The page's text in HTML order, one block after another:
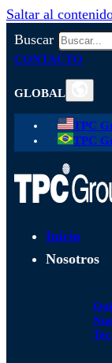
Saltar al
Buscar
CONTACTO
GLOBAL
TPC
TPC
Inicio
Nosotros